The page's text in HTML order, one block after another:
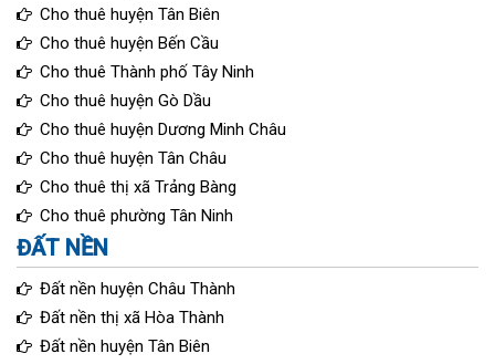
Cho thuê huyện Tân Biên
Cho thuê huyện Bến Cầu
Cho thuê Thành phố Tây Ninh
Cho thuê huyện Gò Dầu
Cho thuê huyện Dương Minh Châu
Cho thuê huyện Tân Châu
Cho thuê thị xã Trảng Bàng
Cho thuê phường Tân Ninh
ĐẤT NỀN
Đất nền huyện Châu Thành
Đất nền thị xã Hòa Thành
Đất nền huyện Tân Biên